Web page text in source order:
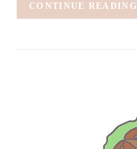
CONTINUE READING